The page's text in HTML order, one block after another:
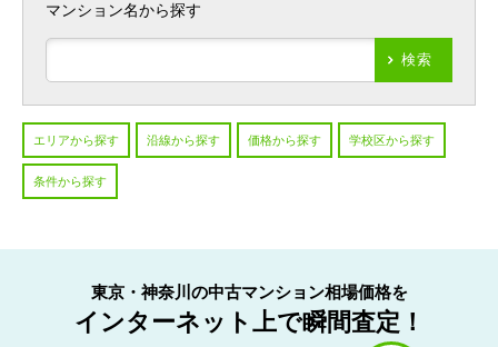
マンション名から探す
検索
エリアから探す 沿線から探す 価格から探す 学校区から探す
条件から探す
東京・神奈川の中古マンション相場価格を
インターネット上で瞬間査定！